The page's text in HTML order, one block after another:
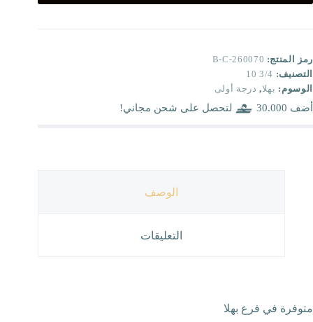
رمز المنتج: B-C-260070
التصنيف: 3/4 10
الوسوم: بهلا, درجة أولى
أضف 30.000 لتحصل على شحن مجاني!
الوصف
التعليقات
متوفرة في فرع بهلا